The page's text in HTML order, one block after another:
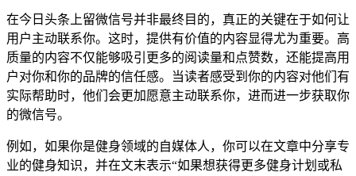
在今日头条上留微信号并非最终目的，真正的关键在于如何让
用户主动联系你。这时，提供有价值的内容显得尤为重要。高
质量的内容不仅能够吸引更多的阅读量和点赞数，还能提高用
户对你和你的品牌的信任感。当读者感受到你的内容对他们有
实际帮助时，他们会更加愿意主动联系你，进而进一步获取你
的微信号。
例如，如果你是健身领域的自媒体人，你可以在文章中分享专
业的健身知识，并在文末表示“如果想获得更多健身计划或私